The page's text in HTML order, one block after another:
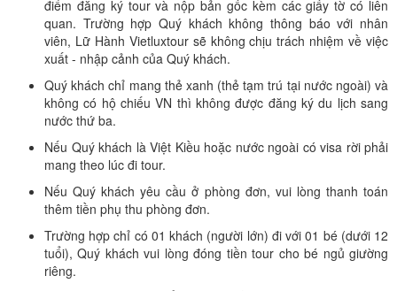
điểm đăng ký tour và nộp bản gốc kèm các giấy tờ có liên
quan. Trường hợp Quý khách không thông báo với nhân
viên, Lữ Hành Vietluxtour sẽ không chịu trách nhiệm về việc
xuất - nhập cảnh của Quý khách.
Quý khách chỉ mang thẻ xanh (thẻ tạm trú tại nước ngoài) và
không có hộ chiếu VN thì không được đăng ký du lịch sang
nước thứ ba.
Nếu Quý khách là Việt Kiều hoặc nước ngoài có visa rời phải
mang theo lúc đi tour.
Nếu Quý khách yêu cầu ở phòng đơn, vui lòng thanh toán
thêm tiền phụ thu phòng đơn.
Trường hợp chỉ có 01 khách (người lớn) đi với 01 bé (dưới 12
tuổi), Quý khách vui lòng đóng tiền tour cho bé ngủ giường
riêng.